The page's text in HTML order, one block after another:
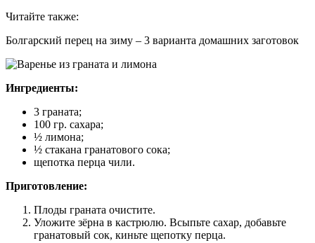
Читайте также:
Болгарский перец на зиму – 3 варианта домашних заготовок
Ингредиенты:
3 граната;
100 гр. сахара;
½ лимона;
½ стакана гранатового сока;
щепотка перца чили.
Приготовление:
Плоды граната очистите.
Уложите зёрна в кастрюлю. Всыпьте сахар, добавьте
гранатовый сок, киньте щепотку перца.